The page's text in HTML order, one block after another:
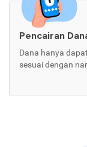
Pencairan
Dana hanya
sesuai dengan